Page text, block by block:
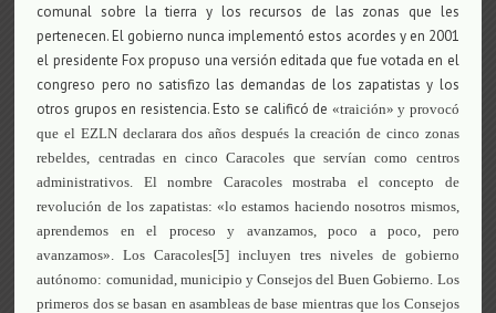
comunal sobre la tierra y los recursos de las zonas que les
pertenecen. El gobierno nunca implementó estos acordes y en 2001
el presidente Fox propuso una versión editada que fue votada en el
congreso pero no satisfizo las demandas de los zapatistas y los
otros grupos en resistencia. Esto se calificó de «traición» y provocó
que el EZLN declarara dos años después la creación de cinco zonas
rebeldes, centradas en cinco Caracoles que servían como centros
administrativos. El nombre Caracoles mostraba el concepto de
revolución de los zapatistas: «lo estamos haciendo nosotros mismos,
aprendemos en el proceso y avanzamos, poco a poco, pero
avanzamos». Los Caracoles[5] incluyen tres niveles de gobierno
autónomo: comunidad, municipio y Consejos del Buen Gobierno. Los
primeros dos se basan en asambleas de base mientras que los Consejos